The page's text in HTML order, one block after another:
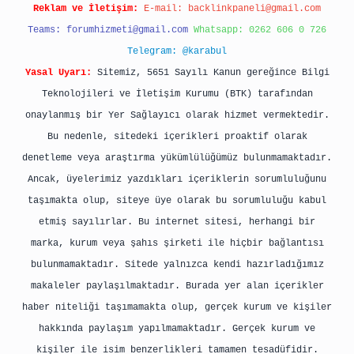
Reklam ve İletişim: E-mail: backlinkpaneli@gmail.com
Teams: forumhizmeti@gmail.com Whatsapp: 0262 606 0 726
Telegram: @karabul
Yasal Uyarı:
Sitemiz, 5651 Sayılı Kanun gereğince Bilgi
Teknolojileri ve İletişim Kurumu (BTK) tarafından
onaylanmış bir Yer Sağlayıcı olarak hizmet vermektedir.
Bu nedenle, sitedeki içerikleri proaktif olarak
denetleme veya araştırma yükümlülüğümüz bulunmamaktadır.
Ancak, üyelerimiz yazdıkları içeriklerin sorumluluğunu
taşımakta olup, siteye üye olarak bu sorumluluğu kabul
etmiş sayılırlar. Bu internet sitesi, herhangi bir
marka, kurum veya şahıs şirketi ile hiçbir bağlantısı
bulunmamaktadır. Sitede yalnızca kendi hazırladığımız
makaleler paylaşılmaktadır. Burada yer alan içerikler
haber niteliği taşımamakta olup, gerçek kurum ve kişiler
hakkında paylaşım yapılmamaktadır. Gerçek kurum ve
kişiler ile isim benzerlikleri tamamen tesadüfidir.